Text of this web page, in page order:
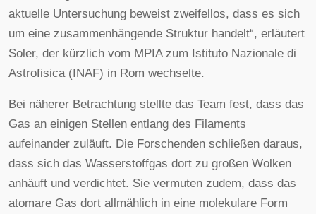
aktuelle Untersuchung beweist zweifellos, dass es sich
um eine zusammenhängende Struktur handelt“, erläutert
Soler, der kürzlich vom MPIA zum Istituto Nazionale di
Astrofisica (INAF) in Rom wechselte.
Bei näherer Betrachtung stellte das Team fest, dass das
Gas an einigen Stellen entlang des Filaments
aufeinander zuläuft. Die Forschenden schließen daraus,
dass sich das Wasserstoffgas dort zu großen Wolken
anhäuft und verdichtet. Sie vermuten zudem, dass das
atomare Gas dort allmählich in eine molekulare Form